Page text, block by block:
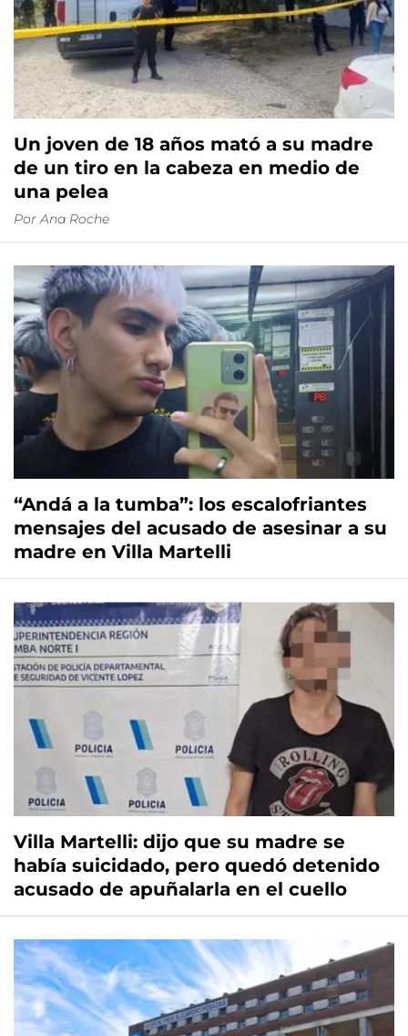
Un joven de 18 años mató a su madre
de un tiro en la cabeza en medio de
una pelea
Por Ana Roche
“Andá a la tumba”: los escalofriantes
mensajes del acusado de asesinar a su
madre en Villa Martelli
Villa Martelli: dijo que su madre se
había suicidado, pero quedó detenido
acusado de apuñalarla en el cuello